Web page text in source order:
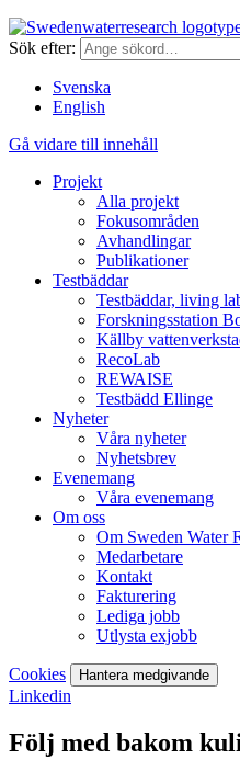
Sök efter:
Svenska
English
Gå vidare till innehåll
Projekt
Alla projekt
Fokusområden
Avhandlingar
Publikationer
Testbäddar
Testbäddar, living
Forskningsstation
Källby
RecoLab
REWAISE
Testbädd Ellinge
Nyheter
Våra nyheter
Nyhetsbrev
Evenemang
Våra evenemang
Om oss
Om Sweden Water
Medarbetare
Kontakt
Fakturering
Lediga jobb
Utlysta exjobb
Cookies Hantera medgivande
Linkedin
Följ med bakom